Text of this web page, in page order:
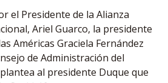
el Presidente de la Alianza
Ariel Guarco, la presidente
Américas Graciela Fernández
de Administración del
al presidente Duque que